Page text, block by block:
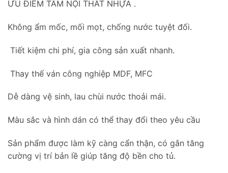
ƯU ĐIỂM TẤM NỘI THẤT NHỰA .
Không ẩm mốc, mối mọt, chống nước tuyệt đối.
Tiết kiệm chi phí, gia công sản xuất nhanh.
Thay thế ván công nghiệp MDF, MFC
Dễ dàng vệ sinh, lau chùi nước thoải mái.
Màu sắc và hình dán có thể thay đổi theo yêu cầu
Sản phẩm được làm kỹ càng cẩn thận, có gắn tăng
cường vị trí bản lề giúp tăng độ bền cho tủ.